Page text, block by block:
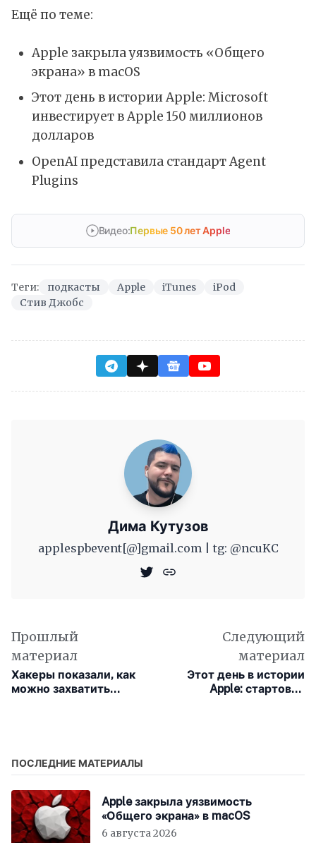
Ещё по теме:
Apple закрыла уязвимость «Общего
экрана» в macOS
Этот день в истории Apple: Microsoft
инвестирует в Apple 150 миллионов
долларов
OpenAI представила стандарт Agent
Plugins
Видео:Первые 50 лет Apple
Теги: подкасты Apple iTunes
iPod
Стив Джобс
Дима Кутузов
applespbevent[@]gmail.com | tg: @ncuKC
Прошлый
материал
Хакеры показали, как
можно захватить
Следующий
материал
Этот день в истории
Apple: стартовал
ПОСЛЕДНИЕ МАТЕРИАЛЫ
Apple закрыла уязвимость
«Общего экрана» в macOS
6 августа 2026